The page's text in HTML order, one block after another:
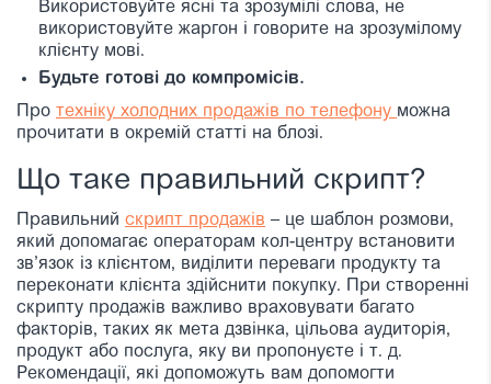
Використовуйте ясні та зрозумілі слова, не
використовуйте жаргон і говорите на зрозумілому
клієнту мові.
Будьте готові до компромісів.
Про техніку холодних продажів по телефону можна
прочитати в окремій статті на блозі.
Що таке правильний скрипт?
Правильний скрипт продажів – це шаблон розмови,
який допомагає операторам кол-центру встановити
зв’язок із клієнтом, виділити переваги продукту та
переконати клієнта здійснити покупку. При створенні
скрипту продажів важливо враховувати багато
факторів, таких як мета дзвінка, цільова аудиторія,
продукт або послуга, яку ви пропонуєте і т. д.
Рекомендації, які допоможуть вам допомогти